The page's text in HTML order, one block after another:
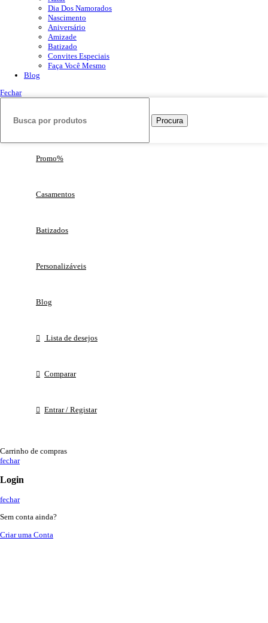
Dia Dos Namorados
Nascimento
Aniversário
Amizade
Batizado
Convites Especiais
Faça Você Mesmo
Blog
Fechar
Procura
Promo%
Casamentos
Batizados
Personalizáveis
Blog
Lista de desejos
Comparar
Entrar / Registar
Carrinho de compras
fechar
Login
fechar
Sem conta ainda?
Criar uma Conta